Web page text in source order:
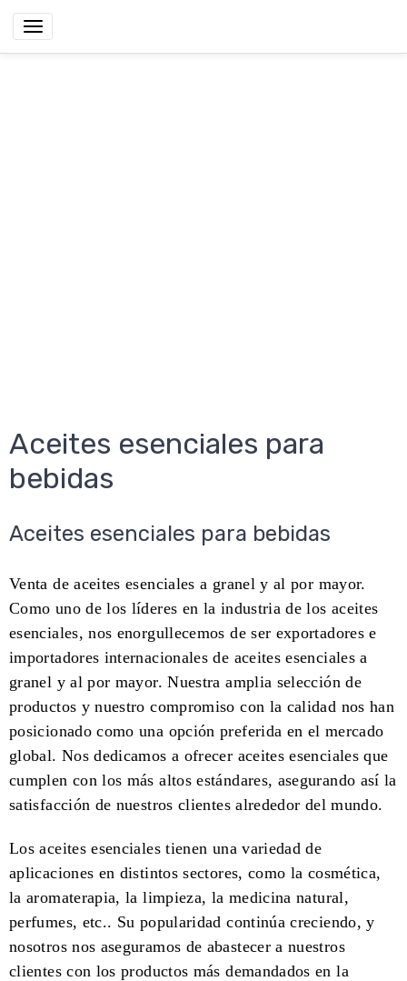
Aceites esenciales para
bebidas
Aceites esenciales para bebidas
Venta de aceites esenciales a granel y al por mayor.
Como uno de los líderes en la industria de los aceites
esenciales, nos enorgullecemos de ser exportadores e
importadores internacionales de aceites esenciales a
granel y al por mayor. Nuestra amplia selección de
productos y nuestro compromiso con la calidad nos han
posicionado como una opción preferida en el mercado
global. Nos dedicamos a ofrecer aceites esenciales que
cumplen con los más altos estándares, asegurando así la
satisfacción de nuestros clientes alrededor del mundo.
Los aceites esenciales tienen una variedad de
aplicaciones en distintos sectores, como la cosmética,
la aromaterapia, la limpieza, la medicina natural,
perfumes, etc.. Su popularidad continúa creciendo, y
nosotros nos aseguramos de abastecer a nuestros
clientes con los productos más demandados en la